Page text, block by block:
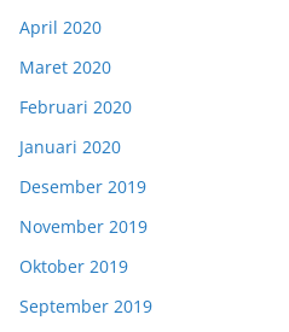
April 2020
Maret 2020
Februari 2020
Januari 2020
Desember 2019
November 2019
Oktober 2019
September 2019